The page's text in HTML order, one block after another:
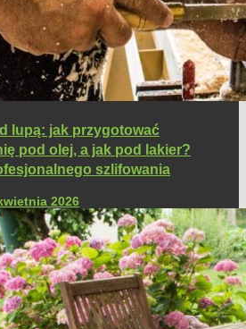
lupą: jak przygotować
pod olej, a jak pod lakier?
szlifowania
2026